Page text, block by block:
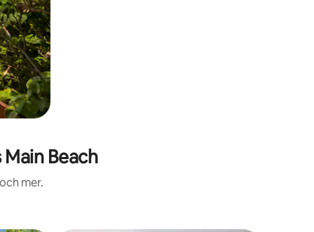
Beach
mer.